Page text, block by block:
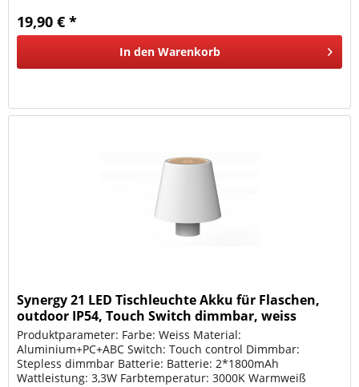
19,90 € *
In den Warenkorb
Synergy 21 LED Tischleuchte Akku für Flaschen,
outdoor IP54, Touch Switch dimmbar, weiss
Produktparameter: Farbe: Weiss Material:
Aluminium+PC+ABC Switch: Touch control Dimmbar:
Stepless dimmbar Batterie: Batterie: 2*1800mAh
Wattleistung: 3,3W Farbtemperatur: 3000K Warmweiß